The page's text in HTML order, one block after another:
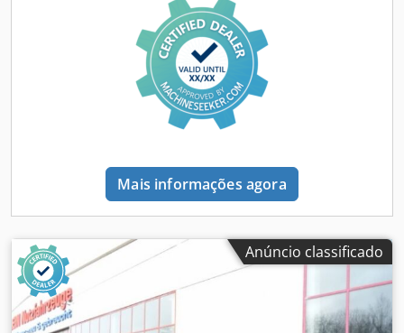
carga (aproximadamente): 900 mm, 20 pontos de fixação
por 10 toneladas, 14 bolsos para travessas no chassi
externo, piso de madeira com 70 mm de espessura, caixa
de armazenamento com tampa para correntes de
amarração ou cintas de tensão, sinalização de contorno
conforme as normas, freio de estacionamento com
acumulador de pressão, inclui indicador de carga por eixo,
disponível com 9 m de comprimento da plataforma de
carga + alargamento, sobrecusto para: rampas de alumínio
= preço: 2.200 €, painéis de aviso com iluminação = preço:
ilustrativas, mais dados em: !, Mais detalhes: ! Dwodpfx
Aceztd Szotja
Mais informações agora
Anúncio classificado